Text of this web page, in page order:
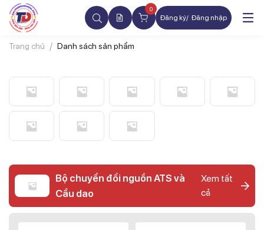
0
Đăng ký Đăng nhập
Trang chủ Danh sách sản phẩm
Bộ chuyển đổi nguồn ATS và
Cầu dao
Xem tất
cả